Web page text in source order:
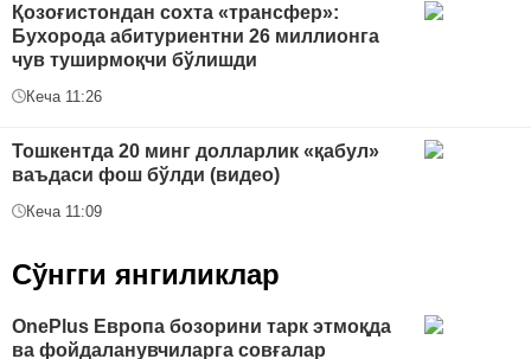
Қозоғистондан сохта «трансфер»:
Бухорода абитуриентни 26 миллионга
чув туширмоқчи бўлишди
Кеча 11:26
Тошкентда 20 минг долларлик «қабул»
ваъдаси фош бўлди (видео)
Кеча 11:09
Сўнгги янгиликлар
OnePlus Европа бозорини тарк этмоқда
ва фойдаланувчиларга совғалар